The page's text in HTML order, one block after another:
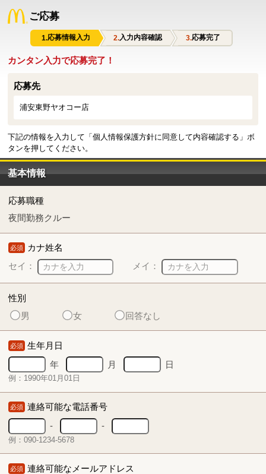
ご応募
応募情報入力 入力内容確認 応募完了
カンタン入力で応募完了！
応募先
浦安東野ヤオコー店
下記の情報を入力して「個人情報保護方針に同意して内容確認する」ボ
タンを押してください。
基本情報
応募職種
夜間勤務クルー
必須 カナ姓名
セイ：
メイ：
性別
男
女 回答なし
必須 生年月日
年
月 日
例：1990年01月01日
必須 連絡可能な電話番号
-
-
例：090-1234-5678
必須 連絡可能なメールアドレス